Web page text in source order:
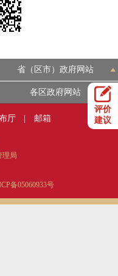
部门服务
投资项目
评价
建议
省（区市）政府网站
各区政府网站
厅 邮箱
理局
备05060933号